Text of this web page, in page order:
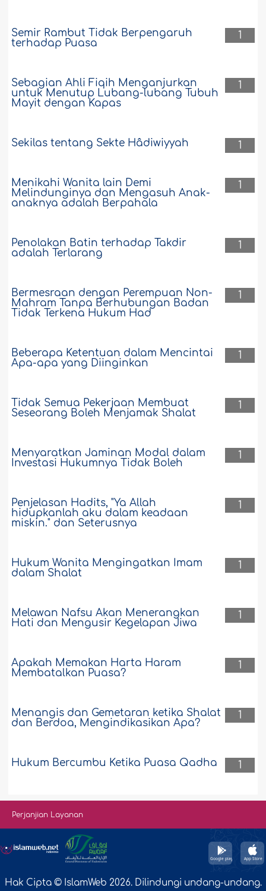
1
Semir Rambut Tidak Berpengaruh
terhadap Puasa
1
Sebagian Ahli Fiqih Menganjurkan
untuk Menutup Lubang-lubang Tubuh
Mayit dengan Kapas
1
Sekilas tentang Sekte Hâdiwiyyah
1
Menikahi Wanita lain Demi
Melindunginya dan Mengasuh Anak-
anaknya adalah Berpahala
1
Penolakan Batin terhadap Takdir
adalah Terlarang
1
Bermesraan dengan Perempuan Non-
Mahram Tanpa Berhubungan Badan
Tidak Terkena Hukum Had
1
Beberapa Ketentuan dalam Mencintai
Apa-apa yang Diinginkan
1
Tidak Semua Pekerjaan Membuat
Seseorang Boleh Menjamak Shalat
1
Menyaratkan Jaminan Modal dalam
Investasi Hukumnya Tidak Boleh
1
Penjelasan Hadits, "Ya Allah
hidupkanlah aku dalam keadaan
miskin." dan Seterusnya
1
Hukum Wanita Mengingatkan Imam
dalam Shalat
1
Melawan Nafsu Akan Menerangkan
Hati dan Mengusir Kegelapan Jiwa
1
Apakah Memakan Harta Haram
Membatalkan Puasa?
1
Menangis dan Gemetaran ketika Shalat
dan Berdoa, Mengindikasikan Apa?
1
Hukum Bercumbu Ketika Puasa Qadha
Perjanjian Layanan
Hak Cipta © IslamWeb 2026. Dilindungi undang-undang.